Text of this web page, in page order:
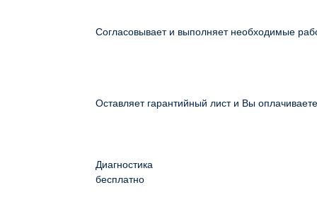
Согласовывает и выполняет необходимые
Оставляет гарантийный лист и Вы оплачиваете
Диагностика
бесплатно